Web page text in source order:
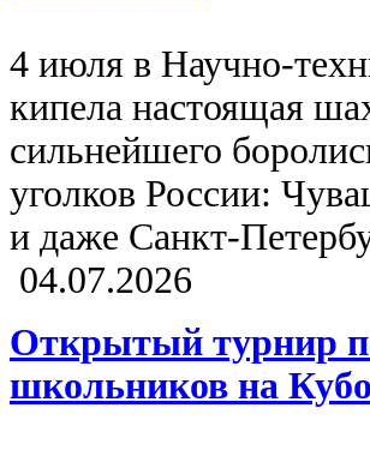
4 июля в Научно-
кипела настоящая
сильнейшего
уголков России:
и даже Санкт-
04.07.2026
Открытый турнир
школьников на